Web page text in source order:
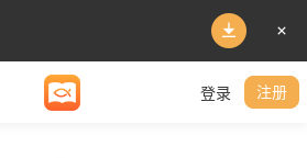
登录 注册